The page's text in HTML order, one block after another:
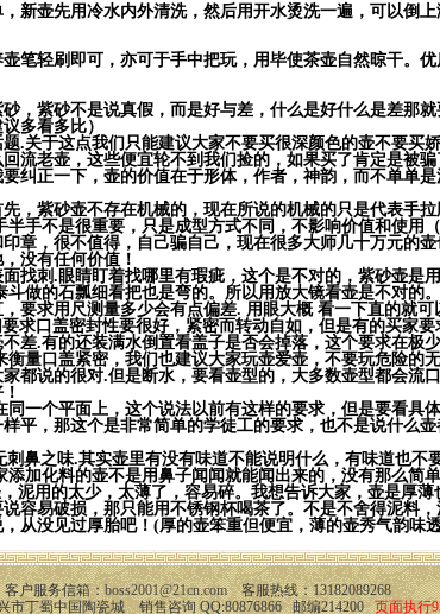
新壶先用冷水内外清洗，然后用开水烫洗一遍，可以倒
笔轻刷即可，亦可于手中把玩，用毕使茶壶自然晾干。
，紫砂不是说真假，而是好与差，什么是好什么是差那
多看多比）
.关于这点我们只能建议大家不要买很深颜色的壶不要买
流老壶，这些便宜轮不到我们捡的，如果买了肯定是被骗
纠正一下，壶的价值在于形体，作者，神韵，而不单单
，紫砂壶不存在机械的，现在所说的机械的只是代表手
手不是很重要，只是成型方式不同，不影响价值和使用
章，很不值得，自己骗自己，现在很多大师几十万元的
没有任何价值！
找刺.眼睛盯着找哪里有瑕疵，这个是不对的，紫砂壶是
做的石瓢细看把也是弯的。所以用放大镜看壶是不对的。
要求用尺测量多少会有点偏差. 用眼大概 看一下直的就可
求口盖密封性要很好，紧密而转动自如，但是有的买家
差.有的还装满水倒置看盖子是否会掉落，这个要求在极
量口盖紧密，我们也建议大家玩壶爱壶，不要玩危险的
都说的很对.但是断水，要看壶型的，大多数壶型都会流
一个平面上，这个说法以前有这样的要求，但是要看具
平，那这个是非常简单的学徒工的要求，也不是说什么
鼻之味.其实壶里有没有味道不能说明什么，有味道也不
加化料的壶不是用鼻子闻闻就能闻出来的，没有那么简
泥用的太少，太薄了，容易碎。我想告诉大家，壶是厚
容易破损，那只能用不锈钢杯喝茶了。不是不舍得泥料
从没见过厚胎吧！(厚的壶笨重但便宜，薄的壶秀气韵味
客户服务信箱：boss2001@21cn.com客服热线：13182089268
市丁蜀中国陶瓷城 销售咨询 QQ:80876866 邮编214200页面执行